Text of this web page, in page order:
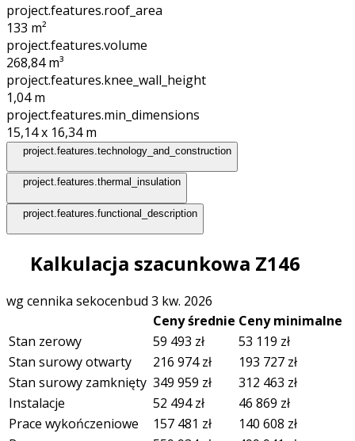
project.features.roof_area
133 m²
project.features.volume
268,84m³
project.features.knee_wall_height
1,04m
project.features.min_dimensions
15,14 x 16,34m
project.features.technology_and_construction
project.features.thermal_insulation
project.features.functional_description
Kalkulacja szacunkowa Z146
wg cennika sekocenbud 3 kw. 2026
Ceny średnie Ceny minimalne
Stan zerowy
59 493 zł 53 119 zł
Stan surowy otwarty
216 974zł 193 727 zł
Stan surowy zamknięty 349 959 zł 312 463 zł
Instalacje
52 494zł 46 869 zł
Prace wykończeniowe
157 481 zł 140 608 zł